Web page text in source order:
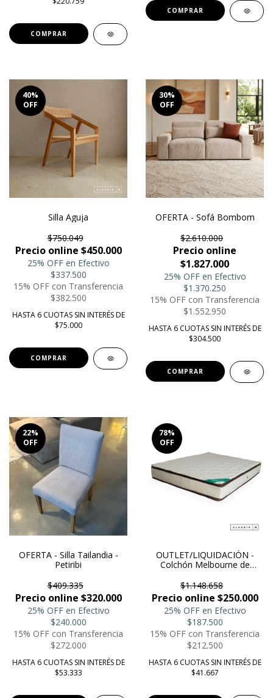
COMPRAR
40%
OFF
Silla Aguja
$750.049
Precio online $450.000
25% OFF en Efectivo
$337.500
15% OFF con Transferencia
$382.500
HASTA 6 CUOTAS SIN INTERÉS DE
$75.000
30%
OFF
OFERTA - Sofá Bombom
$2.610.000
Precio online
$1.827.000
25% OFF en Efectivo
$1.370.250
15% OFF con Transferencia
$1.552.950
HASTA 6 CUOTAS SIN INTERÉS DE
$304.500
22%
OFF
OFERTA - Silla Tailandia -
Petiribi
$409.335
Precio online $320.000
25% OFF en Efectivo
$240.000
15% OFF con Transferencia
$272.000
HASTA 6 CUOTAS SIN INTERÉS DE
$53.333
78%
OFF
OUTLET/LIQUIDACIÓN -
Colchón Melbourne de
1.40x1.90
$1.148.658
Precio online $250.000
25% OFF en Efectivo
$187.500
15% OFF con Transferencia
$212.500
HASTA 6 CUOTAS SIN INTERÉS DE
$41.667